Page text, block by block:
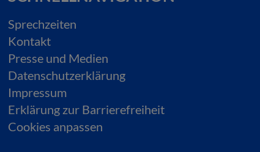
Sprechzeiten
Kontakt
Presse und Medien
Datenschutzerklärung
Impressum
Erklärung zur Barrierefreiheit
Cookies anpassen